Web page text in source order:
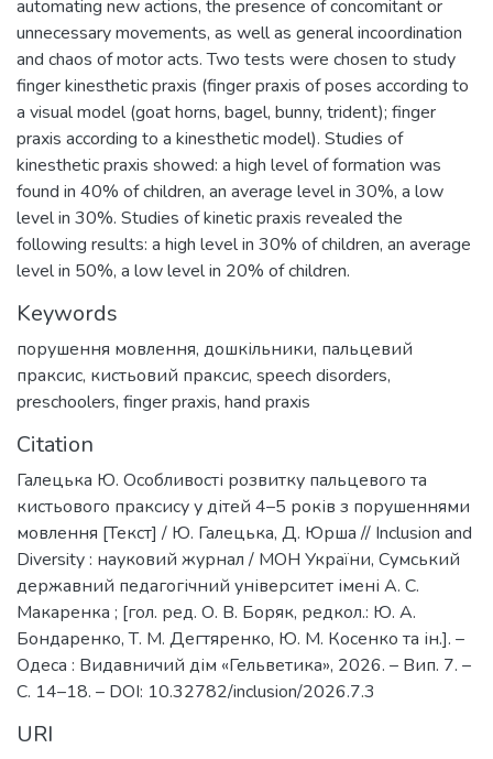
automating new actions, the presence of concomitant or
unnecessary movements, as well as general incoordination
and chaos of motor acts. Two tests were chosen to study
finger kinesthetic praxis (finger praxis of poses according to
a visual model (goat horns, bagel, bunny, trident); finger
praxis according to a kinesthetic model). Studies of
kinesthetic praxis showed: a high level of formation was
found in 40% of children, an average level in 30%, a low
level in 30%. Studies of kinetic praxis revealed the
following results: a high level in 30% of children, an average
level in 50%, a low level in 20% of children.
Keywords
порушення мовлення, дошкільники, пальцевий
праксис, кистьовий праксис, speech disorders,
preschoolers, finger praxis, hand praxis
Citation
Галецька Ю. Особливості розвитку пальцевого та
кистьового праксису у дітей 4–5 років з порушеннями
мовлення [Текст] / Ю. Галецька, Д. Юрша // Inclusion and
Diversity : науковий журнал / МОН України, Сумський
державний педагогічний університет імені А. С.
Макаренка ; [гол. ред. О. В. Боряк, редкол.: Ю. А.
Бондаренко, Т. М. Дегтяренко, Ю. М. Косенко та ін.]. –
Одеса : Видавничий дім «Гельветика», 2026. – Вип. 7. –
С. 14–18. – DOI: 10.32782/inclusion/2026.7.3
URI